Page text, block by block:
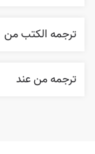
ترجمه الکتب من
ترجمه من عند